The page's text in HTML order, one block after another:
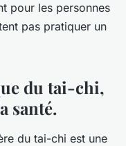
pour les personnes
pas pratiquer un
du tai-chi,
santé.
du tai-chi est une